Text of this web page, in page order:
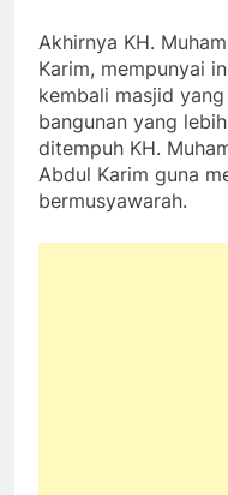
Akhirnya KH.
Karim, mempunyai
kembali masjid
bangunan yang
ditempuh KH.
Abdul Karim guna
bermusyawarah.